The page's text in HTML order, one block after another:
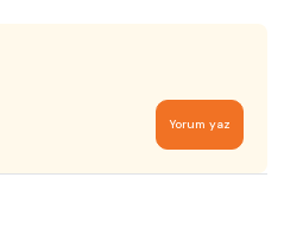
Yorum yaz